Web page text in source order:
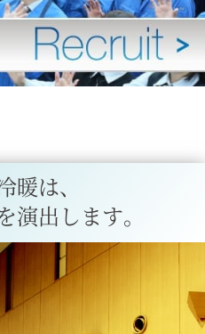
暖は、
演出します。